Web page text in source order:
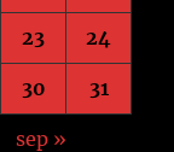
23 24
30 31
sep »